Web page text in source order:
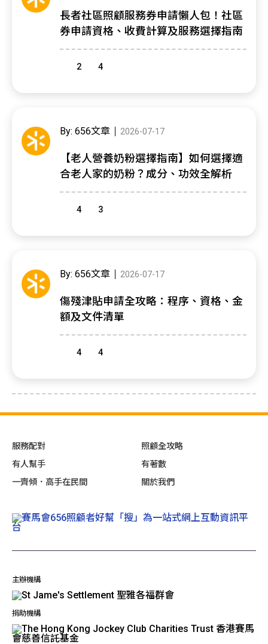
長者社區照顧服務券申請懶人包！社區
券申請資格、收費計算及服務選擇指南
2 4
By: 656文章 2026-07-17
【老人營養奶粉選擇指南】如何選擇適
合老人家的奶粉？成分、功效全解析
4 3
By: 656文章 2026-07-17
傷殘津貼申請全攻略：程序、資格、金
額及文件清單
4 4
主辦機構
捐助機構
服務配對
有人幫手
一齊傾．高手在民間
照顧全攻略
有著數
關於我們